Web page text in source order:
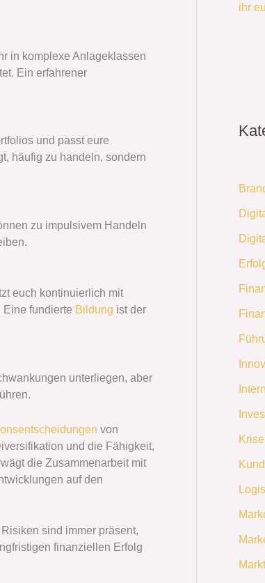
in komplexe Anlageklassen
Ein erfahrener
und passt eure
häufig zu handeln, sondern
zu impulsivem Handeln
euch kontinuierlich mit
fundierte Bildung ist der
unterliegen, aber
von
und die Fähigkeit,
die Zusammenarbeit mit
auf den
sind immer präsent,
finanziellen Erfolg
ihr